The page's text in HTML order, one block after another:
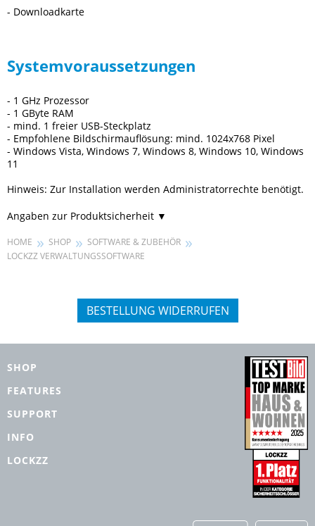
- Downloadkarte
Systemvoraussetzungen
- 1 GHz Prozessor
- 1 GByte RAM
- mind. 1 freier USB-Steckplatz
- Empfohlene Bildschirmauflösung: mind. 1024x768 Pixel
- Windows Vista, Windows 7, Windows 8, Windows 10, Windows
11
Hinweis: Zur Installation werden Administratorrechte benötigt.
Angaben zur Produktsicherheit
HOME » SHOP » SOFTWARE & ZUBEHÖR »
LOCKZZ VERWALTUNGSSOFTWARE
BESTELLUNG WIDERRUFEN
SHOP
FEATURES
SUPPORT
INFO
LOCKZZ